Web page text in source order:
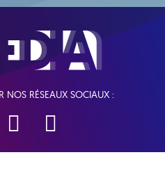
NOS RÉSEAUX SOCIAUX :